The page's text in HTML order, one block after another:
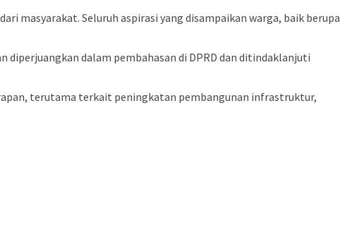
masyarakat. Seluruh aspirasi yang disampaikan warga, baik berupa
diperjuangkan dalam pembahasan di DPRD dan ditindaklanjuti
terutama terkait peningkatan pembangunan infrastruktur,